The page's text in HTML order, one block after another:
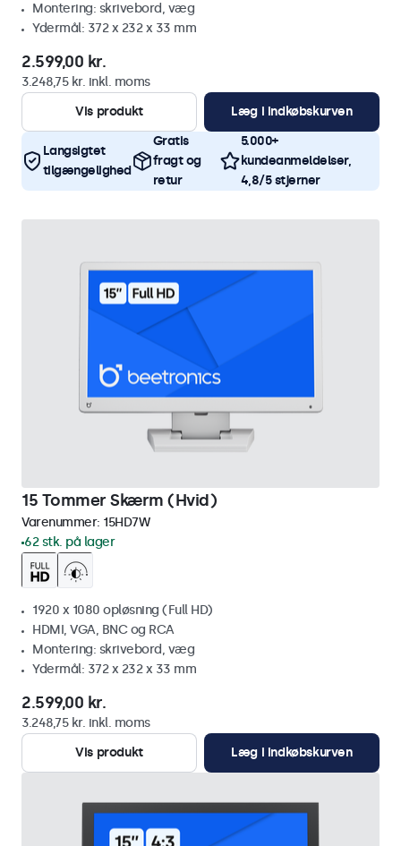
Montering: skrivebord, væg
Ydermål: 372 x 232 x 33 mm
2.599,00 kr.
3.248,75 kr. inkl. moms
Vis produkt
Læg i indkøbskurven
Langsigtet
tilgængelighed
Gratis
fragt og
retur
5.000+
kundeanmeldelser,
4,8/5 stjerner
15 Tommer Skærm (Hvid)
Varenummer: 15HD7W
62 stk. på lager
1920 x 1080 opløsning (Full HD)
HDMI, VGA, BNC og RCA
Montering: skrivebord, væg
Ydermål: 372 x 232 x 33 mm
2.599,00 kr.
3.248,75 kr. inkl. moms
Vis produkt
Læg i indkøbskurven